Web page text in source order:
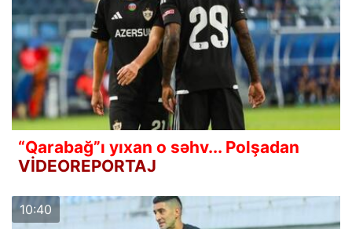
“Qarabağ”ı yıxan o səhv... Polşadan
VİDEOREPORTAJ
10:40